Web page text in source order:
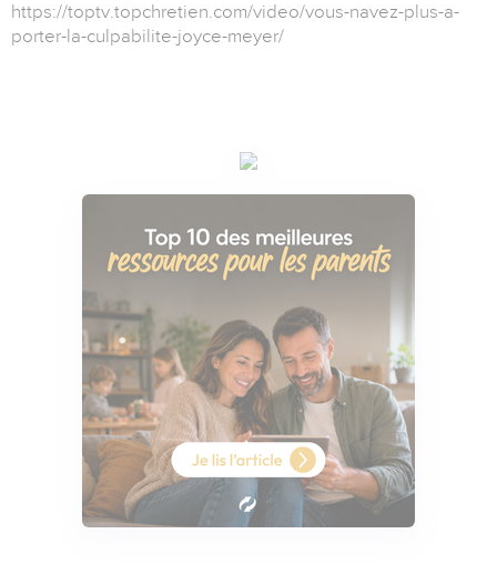
https://toptv.topchretien.com/video/vous-navez-plus-a-
porter-la-culpabilite-joyce-meyer/